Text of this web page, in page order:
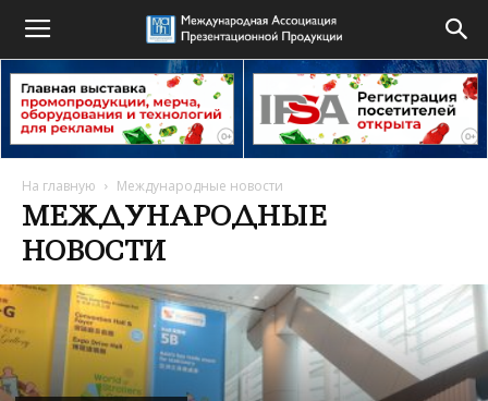
На главную Международные новости
МЕЖДУНАРОДНЫЕ
НОВОСТИ